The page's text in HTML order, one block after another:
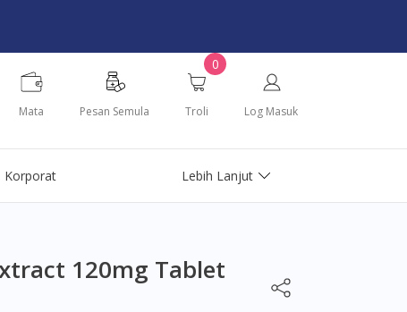
Mata Pesan Semula
0
Troli Log Masuk
Korporat Lebih Lanjut
120mg Tablet